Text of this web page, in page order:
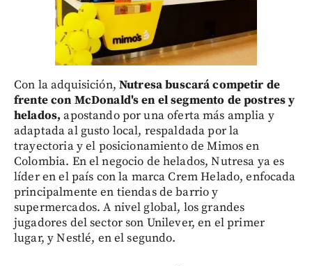
Con la adquisición, Nutresa buscará competir de
frente con McDonald's en el segmento de postres y
helados, apostando por una oferta más amplia y
adaptada al gusto local, respaldada por la
trayectoria y el posicionamiento de Mimos en
Colombia. En el negocio de helados, Nutresa ya es
líder en el país con la marca Crem Helado, enfocada
principalmente en tiendas de barrio y
supermercados. A nivel global, los grandes
jugadores del sector son Unilever, en el primer
lugar, y Nestlé, en el segundo.